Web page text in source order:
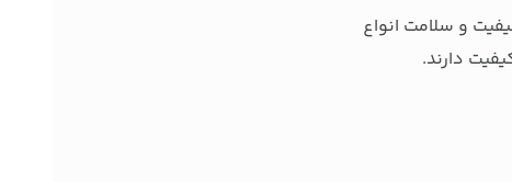
و سلامت انواع
دارند.